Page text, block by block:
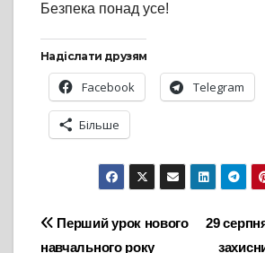
Безпека понад усе!
Надіслати друзям
Facebook Telegram
Більше
Навігація
29
Перший урок нового
навчального року